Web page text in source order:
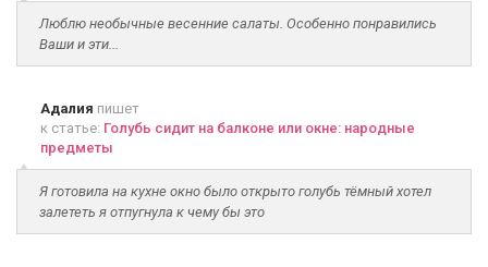
Люблю необычные весенние салаты. Особенно понравились
Ваши и эти...
Адалия пишет
к статье: Голубь сидит на балконе или окне: народные
предметы
Я готовила на кухне окно было открыто голубь тёмный хотел
залететь я отпугнула к чему бы это